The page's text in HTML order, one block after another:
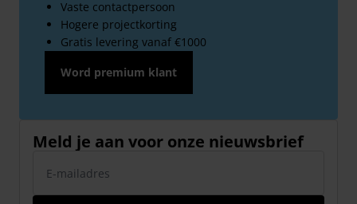
Vaste contactpersoon
Hogere projectkorting
Gratis levering vanaf €1000
Word premium klant
Meld je aan voor onze nieuwsbrief